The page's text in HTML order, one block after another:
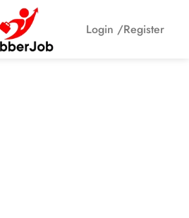
Login /Register